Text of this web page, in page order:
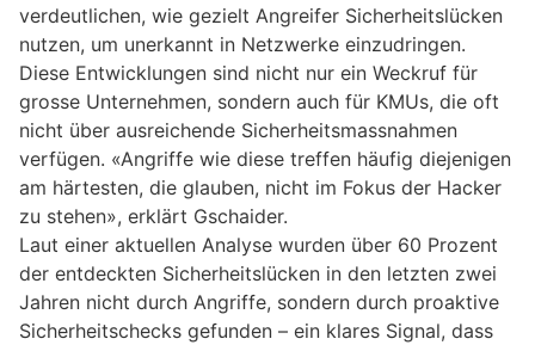
verdeutlichen, wie gezielt Angreifer Sicherheitslücken
nutzen, um unerkannt in Netzwerke einzudringen.
Diese Entwicklungen sind nicht nur ein Weckruf für
grosse Unternehmen, sondern auch für KMUs, die oft
nicht über ausreichende Sicherheitsmassnahmen
verfügen. «Angriffe wie diese treffen häufig diejenigen
am härtesten, die glauben, nicht im Fokus der Hacker
zu stehen», erklärt Gschaider.
Laut einer aktuellen Analyse wurden über 60 Prozent
der entdeckten Sicherheitslücken in den letzten zwei
Jahren nicht durch Angriffe, sondern durch proaktive
Sicherheitschecks gefunden – ein klares Signal, dass